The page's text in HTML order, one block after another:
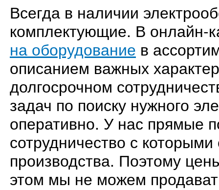
Всегда в наличии
комплектующие. В онлайн-
на оборудование в
описанием важных
долгосрочном
задач по поиску нужного
оперативно. У нас прямые
сотрудничество с
производства. Поэтому
этом мы не можем